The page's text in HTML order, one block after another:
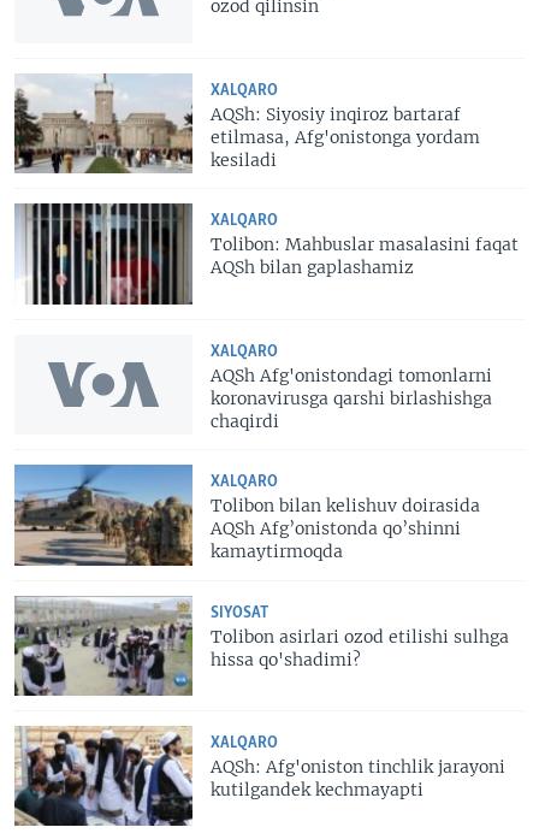
ozod qilinsin
XALQARO
AQSh: Siyosiy inqiroz bartaraf
etilmasa, Afg'onistonga yordam
kesiladi
XALQARO
Tolibon: Mahbuslar masalasini faqat
AQSh bilan gaplashamiz
XALQARO
AQSh Afg'onistondagi tomonlarni
koronavirusga qarshi birlashishga
chaqirdi
XALQARO
Tolibon bilan kelishuv doirasida
AQSh Afg’onistonda qo’shinni
kamaytirmoqda
SIYOSAT
Tolibon asirlari ozod etilishi sulhga
hissa qo'shadimi?
XALQARO
AQSh: Afg'oniston tinchlik jarayoni
kutilgandek kechmayapti